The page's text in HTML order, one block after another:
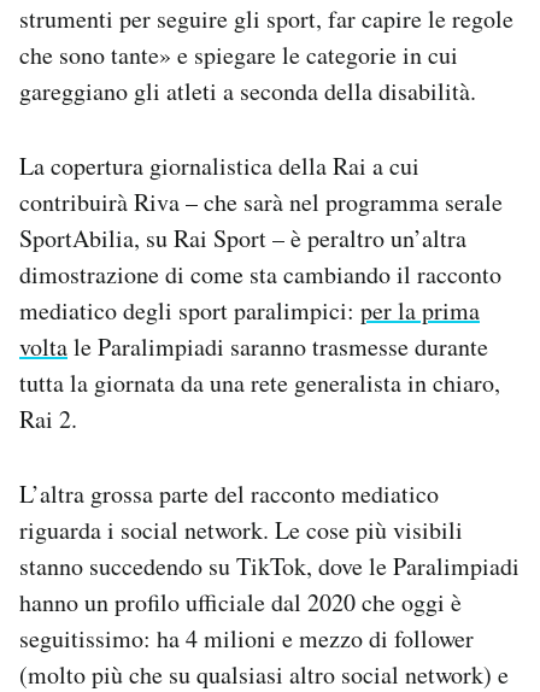
strumenti per seguire gli sport, far capire le regole
che sono tante» e spiegare le categorie in cui
gareggiano gli atleti a seconda della disabilità.
La copertura giornalistica della Rai a cui
contribuirà Riva – che sarà nel programma serale
SportAbilia, su Rai Sport – è peraltro un’altra
dimostrazione di come sta cambiando il racconto
mediatico degli sport paralimpici: per la prima
voltale Paralimpiadi saranno trasmesse durante
tutta la giornata da una rete generalista in chiaro,
Rai 2.
L’altra grossa parte del racconto mediatico
riguarda i social network. Le cose più visibili
stanno succedendo su TikTok, dove le Paralimpiadi
hanno un profilo ufficiale dal 2020 che oggi è
seguitissimo: ha 4 milioni e mezzo di follower
(molto più che su qualsiasi altro social network) e